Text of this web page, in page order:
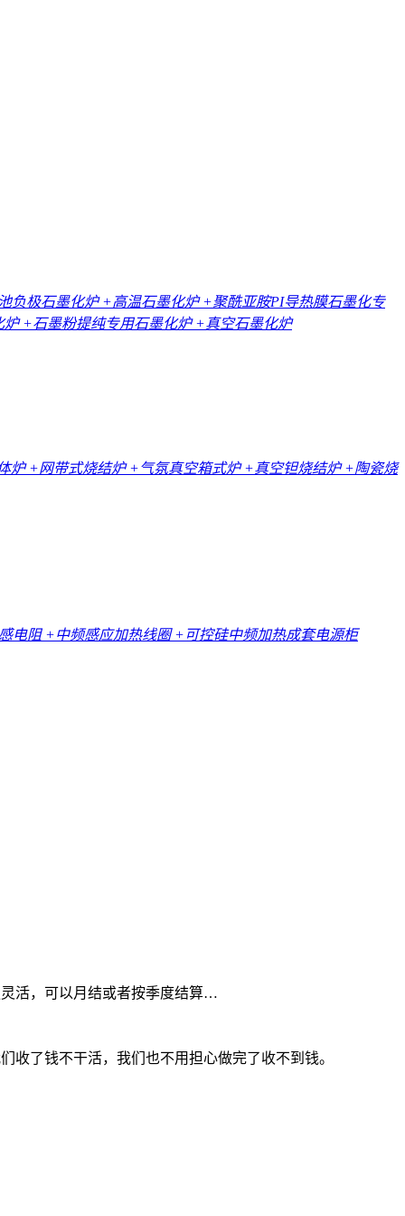
负极石墨化炉+高温石墨化炉+聚酰亚胺PI导热膜石墨化专
炉+石墨粉提纯专用石墨化炉+真空石墨化炉
炉+网带式烧结炉+气氛真空箱式炉+真空钽烧结炉+陶瓷烧
电阻 +中频感应加热线圈+可控硅中频加热成套电源柜
活，可以月结或者按季度结算…
了钱不干活，我们也不用担心做完了收不到钱。